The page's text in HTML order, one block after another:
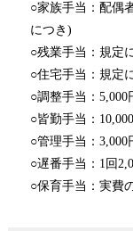
○家族手当：配偶
につき)
○残業手当：規定
○住宅手当：規定
○調整手当：5,000
○皆勤手当：
○管理手当：3,000
○遅番手当：1回
○保育手当：実費